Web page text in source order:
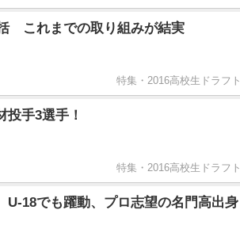
これまでの取り組みが結実
特集・2016高校生ドラフト
投手3選手！
特集・2016高校生ドラフト
18でも躍動、プロ志望の名門高出身